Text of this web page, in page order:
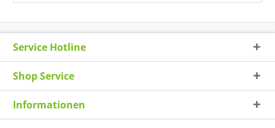
Service Hotline
Shop Service
Informationen